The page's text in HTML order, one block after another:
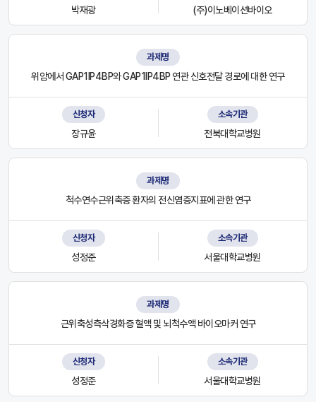
박재광 (주)이노베이션바이오
과제명
위암에서 GAP1IP4BP와 GAP1IP4BP 연관 신호전달 경로에 대한 연구
신청자
장규윤
소속기관
전북대학교병원
과제명
척수연수근위축증 환자의 전신염증지표에 관한 연구
신청자
성정준
소속기관
서울대학교병원
과제명
근위축성측삭경화증 혈액 및 뇌척수액 바이오마커 연구
신청자
성정준
소속기관
서울대학교병원